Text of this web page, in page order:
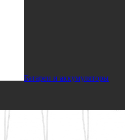
Батареи и аккумуляторы